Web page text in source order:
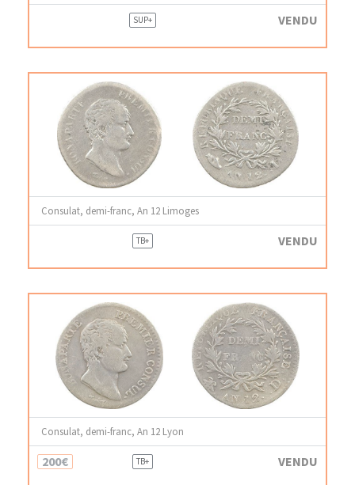
SUP+ VENDU
Consulat, demi-franc, An 12 Limoges
TB+ VENDU
Consulat, demi-franc, An 12 Lyon
200€ TB+ VENDU